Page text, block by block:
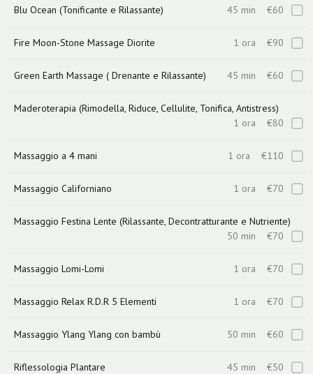
Blu Ocean (Tonificante e Rilassante) 45 min €60
Fire Moon-Stone Massage Diorite 1 ora €90
Green Earth Massage ( Drenante e Rilassante) 45 min €60
Maderoterapia (Rimodella, Riduce, Cellulite, Tonifica, Antistress)
1 ora €80
Massaggio a 4 mani 1 ora €110
Massaggio Californiano 1 ora €70
Massaggio Festina Lente (Rilassante, Decontratturante e Nutriente)
50 min €70
Massaggio Lomi-Lomi 1 ora €70
Massaggio Relax R.D.R 5 Elementi 1 ora €70
Massaggio Ylang Ylang con bambù 50 min €60
Riflessologia Plantare 45 min €50